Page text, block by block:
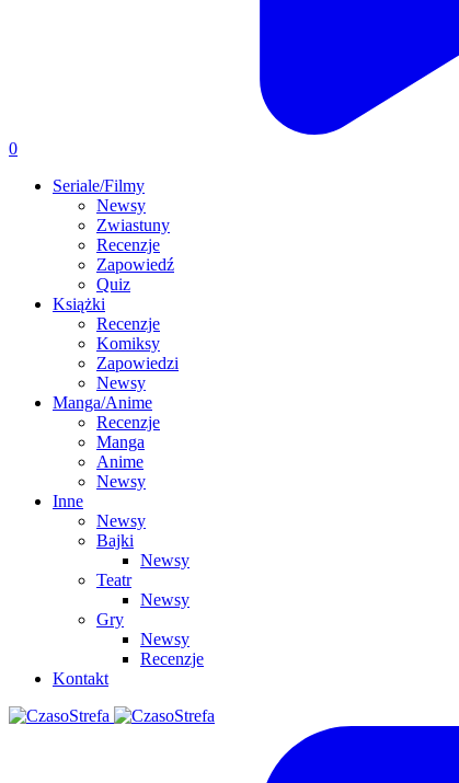
0
Seriale/Filmy
Newsy
Zwiastuny
Recenzje
Zapowiedź
Quiz
Książki
Recenzje
Komiksy
Zapowiedzi
Newsy
Manga/Anime
Recenzje
Manga
Anime
Newsy
Inne
Newsy
Bajki
Newsy
Teatr
Newsy
Gry
Newsy
Recenzje
Kontakt